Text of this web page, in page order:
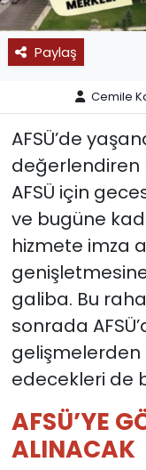
Paylaş
Cemile
AFSÜ’de
değerlendiren
AFSÜ için
ve bugüne
hizmete imza
galiba. Bu
sonrada
gelişmelerden
edecekleri de
AFSÜ’YE
ALINACAK